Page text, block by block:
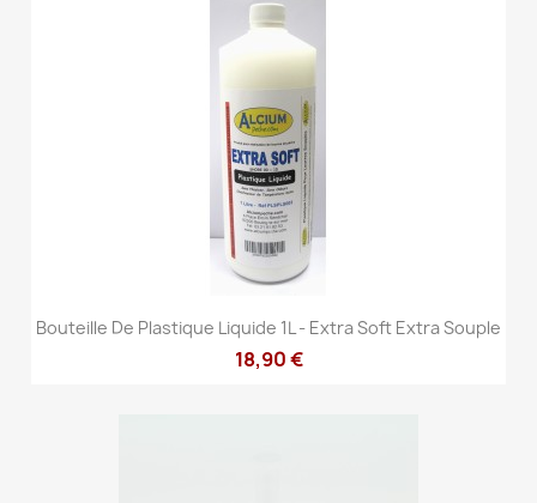
Bouteille De Plastique Liquide 1L - Extra Soft Extra Souple
18,90 €